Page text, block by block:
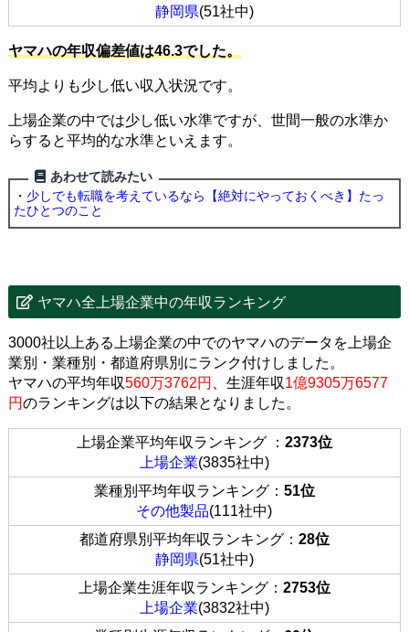
静岡県(51社中)
ヤマハの年収偏差値は46.3でした。
平均よりも少し低い収入状況です。
上場企業の中では少し低い水準ですが、世間一般の水準か
らすると平均的な水準といえます。
あわせて読みたい
・ 少しでも転職を考えているなら【絶対にやっておくべき】たっ
たひとつのこと
ヤマハ全上場企業中の年収ランキング
3000社以上ある上場企業の中でのヤマハのデータを上場企
業別・業種別・都道府県別にランク付けしました。
ヤマハの平均年収560万3762円 、生涯年収1億9305万6577
円のランキングは以下の結果となりました。
上場企業平均年収ランキング ： 2373位
上場企業(3835社中)
業種別平均年収ランキング： 51位
その他製品(111社中)
都道府県別平均年収ランキング： 28位
静岡県(51社中)
上場企業生涯年収ランキング： 2753位
上場企業(3832社中)